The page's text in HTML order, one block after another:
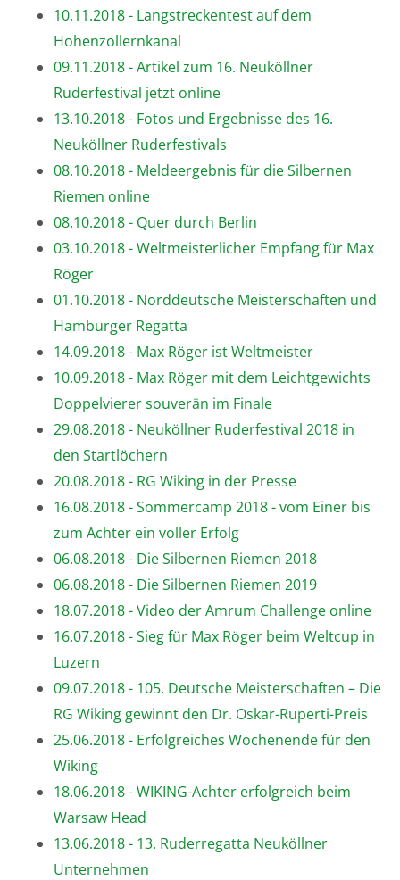
10.11.2018 - Langstreckentest auf dem
Hohenzollernkanal
09.11.2018 - Artikel zum 16. Neuköllner
Ruderfestival jetzt online
13.10.2018 - Fotos und Ergebnisse des 16.
Neuköllner Ruderfestivals
08.10.2018 - Meldeergebnis für die Silbernen
Riemen online
08.10.2018 - Quer durch Berlin
03.10.2018 - Weltmeisterlicher Empfang für Max
Röger
01.10.2018 - Norddeutsche Meisterschaften und
Hamburger Regatta
14.09.2018 - Max Röger ist Weltmeister
10.09.2018 - Max Röger mit dem Leichtgewichts
Doppelvierer souverän im Finale
29.08.2018 - Neuköllner Ruderfestival 2018 in
den Startlöchern
20.08.2018 - RG Wiking in der Presse
16.08.2018 - Sommercamp 2018 - vom Einer bis
zum Achter ein voller Erfolg
06.08.2018 - Die Silbernen Riemen 2018
06.08.2018 - Die Silbernen Riemen 2019
18.07.2018 - Video der Amrum Challenge online
16.07.2018 - Sieg für Max Röger beim Weltcup in
Luzern
09.07.2018 - 105. Deutsche Meisterschaften – Die
RG Wiking gewinnt den Dr. Oskar-Ruperti-Preis
25.06.2018 - Erfolgreiches Wochenende für den
Wiking
18.06.2018 - WIKING-Achter erfolgreich beim
Warsaw Head
13.06.2018 - 13. Ruderregatta Neuköllner
Unternehmen